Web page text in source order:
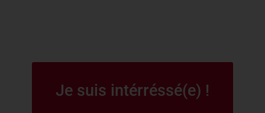
Je suis intérréssé(e) !